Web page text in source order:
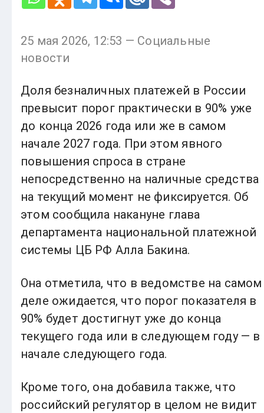
25 мая 2026, 12:53 — Социальные
новости
Доля безналичных платежей в России
превысит порог практически в 90% уже
до конца 2026 года или же в самом
начале 2027 года. При этом явного
повышения спроса в стране
непосредственно на наличные средства
на текущий момент не фиксируется. Об
этом сообщила накануне глава
департамента национальной платежной
системы ЦБ РФ Алла Бакина.
Она отметила, что в ведомстве на самом
деле ожидается, что порог показателя в
90% будет достигнут уже до конца
текущего года или в следующем году — в
начале следующего года.
Кроме того, она добавила также, что
российский регулятор в целом не видит